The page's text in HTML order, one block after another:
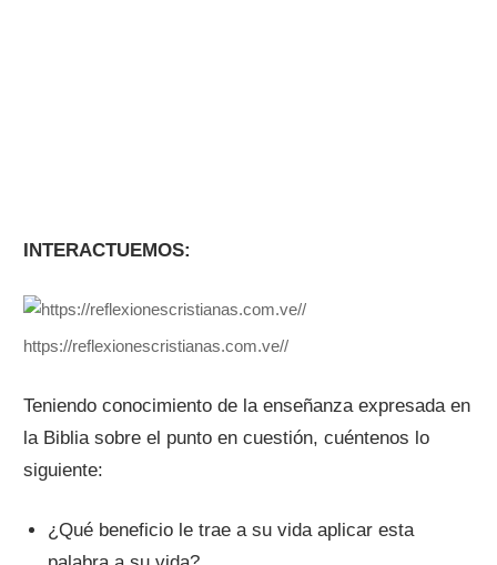
INTERACTUEMOS:
https://reflexionescristianas.com.ve//
Teniendo conocimiento de la enseñanza expresada en
la Biblia sobre el punto en cuestión, cuéntenos lo
siguiente:
¿Qué beneficio le trae a su vida aplicar esta